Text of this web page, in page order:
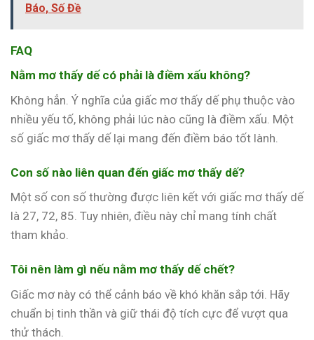
Báo, Số Đề
FAQ
Nằm mơ thấy dế có phải là điềm xấu không?
Không hẳn. Ý nghĩa của giấc mơ thấy dế phụ thuộc vào
nhiều yếu tố, không phải lúc nào cũng là điềm xấu. Một
số giấc mơ thấy dế lại mang đến điềm báo tốt lành.
Con số nào liên quan đến giấc mơ thấy dế?
Một số con số thường được liên kết với giấc mơ thấy dế
là 27, 72, 85. Tuy nhiên, điều này chỉ mang tính chất
tham khảo.
Tôi nên làm gì nếu nằm mơ thấy dế chết?
Giấc mơ này có thể cảnh báo về khó khăn sắp tới. Hãy
chuẩn bị tinh thần và giữ thái độ tích cực để vượt qua
thử thách.